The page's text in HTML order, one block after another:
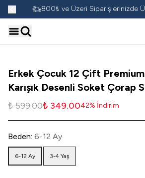
800₺ ve Üzeri Siparişlerinizde
Erkek Çocuk 12 Çift
Karışık Desenli Soket Çorap
₺ 599.00₺ 349.0042% İndirim
Beden: 6-12 Ay
6-12 Ay 3-4 Yaş